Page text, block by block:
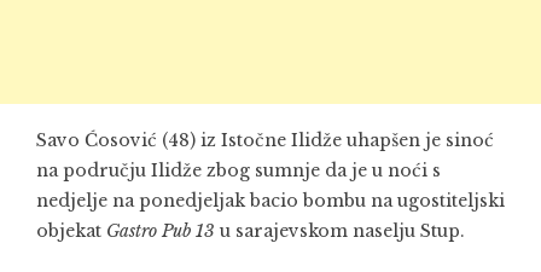
Savo Ćosović (48) iz Istočne Ilidže uhapšen je sinoć
na području Ilidže zbog sumnje da je u noći s
nedjelje na ponedjeljak bacio bombu na ugostiteljski
objekat Gastro Pub 13 u sarajevskom naselju Stup.